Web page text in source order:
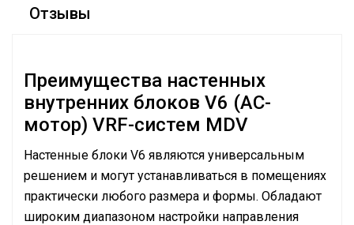
Отзывы
Преимущества настенных
внутренних блоков V6 (AC-
мотор) VRF-систем MDV
Настенные блоки V6 являются универсальным
решением и могут устанавливаться в помещениях
практически любого размера и формы. Обладают
широким диапазоном настройки направления